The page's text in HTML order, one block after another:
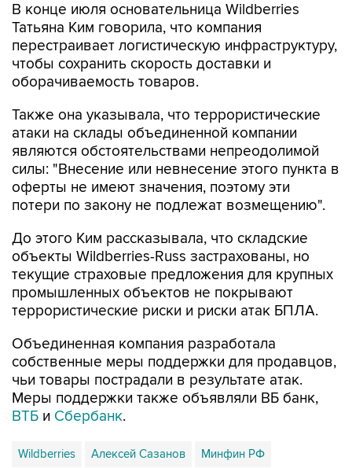
В конце июля основательница Wildberries
Татьяна Ким говорила, что компания
перестраивает логистическую инфраструктуру,
чтобы сохранить скорость доставки и
оборачиваемость товаров.
Также она указывала, что террористические
атаки на склады объединенной компании
являются обстоятельствами непреодолимой
силы: "Внесение или невнесение этого пункта в
оферты не имеют значения, поэтому эти
потери по закону не подлежат возмещению".
До этого Ким рассказывала, что складские
объекты Wildberries-Russ застрахованы, но
текущие страховые предложения для крупных
промышленных объектов не покрывают
террористические риски и риски атак БПЛА.
Объединенная компания разработала
собственные меры поддержки для продавцов,
чьи товары пострадали в результате атак.
Меры поддержки также объявляли ВБ банк,
ВТБ и Сбербанк.
Wildberries Алексей Сазанов Минфин РФ